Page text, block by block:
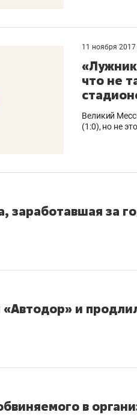
11 ноября 2017
что не
Великий
(1:0), но не
заработавшая за
и
в